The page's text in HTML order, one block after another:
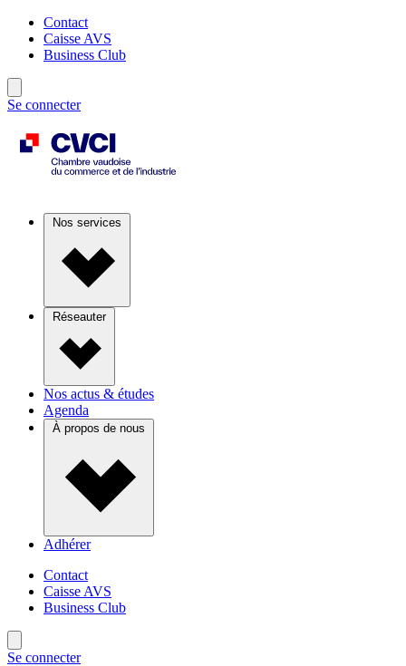
Contact
Caisse AVS
Business Club
Se connecter
Nos services
Réseauter
Nos actus & études
Agenda
À propos de nous
Adhérer
Contact
Caisse AVS
Business Club
Se connecter